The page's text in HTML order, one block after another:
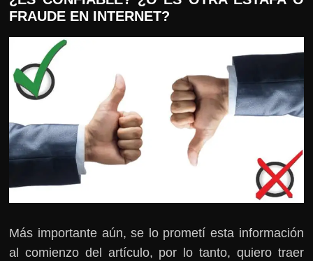
FRAUDE EN INTERNET?
Más importante aún, se lo prometí esta información
al comienzo del artículo, por lo tanto, quiero traer